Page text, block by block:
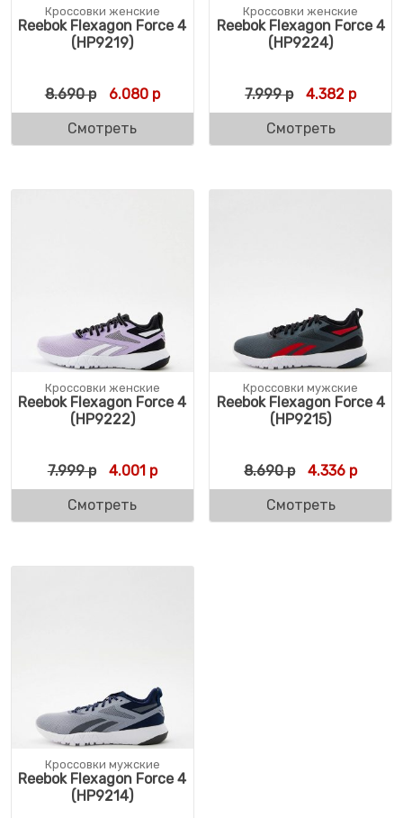
Кроссовки женские
Reebok Flexagon Force 4
(HP9219)
8.690р Первоначальная цена составляла 8.690
6.080рТекущая цена: 6.080 р.
Смотреть
Кроссовки женские
Reebok Flexagon Force 4
(HP9224)
7.999р 4.382 р
Смотреть
Кроссовки женские
Reebok Flexagon Force 4
(HP9222)
7.999р Первоначальная цена составляла 7.999 р.
4.001 рТекущая цена: 4.001 р.
Смотреть
Кроссовки мужские
Reebok Flexagon Force 4
(HP9215)
8.690р 4.336 р
Смотреть
Кроссовки мужские
Reebok Flexagon Force 4
(HP9214)